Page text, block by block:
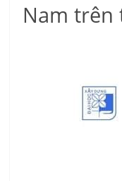
Nam trên